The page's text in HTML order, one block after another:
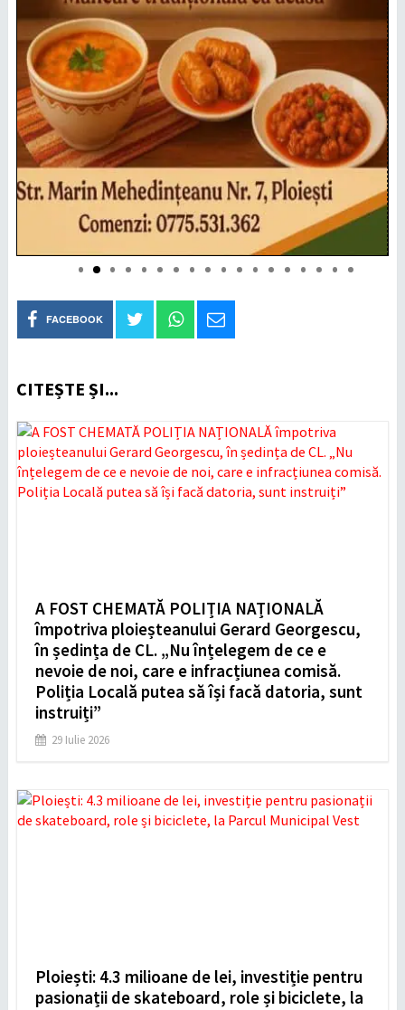
FACEBOOK
CITEȘTE ȘI...
A FOST CHEMATĂ POLIȚIA NAȚIONALĂ
împotriva ploieșteanului Gerard Georgescu,
în ședința de CL. „Nu înțelegem de ce e
nevoie de noi, care e infracțiunea comisă.
Poliția Locală putea să își facă datoria, sunt
instruiți”
29 Iulie 2026
Ploiești: 4.3 milioane de lei, investiție pentru
pasionații de skateboard, role și biciclete, la